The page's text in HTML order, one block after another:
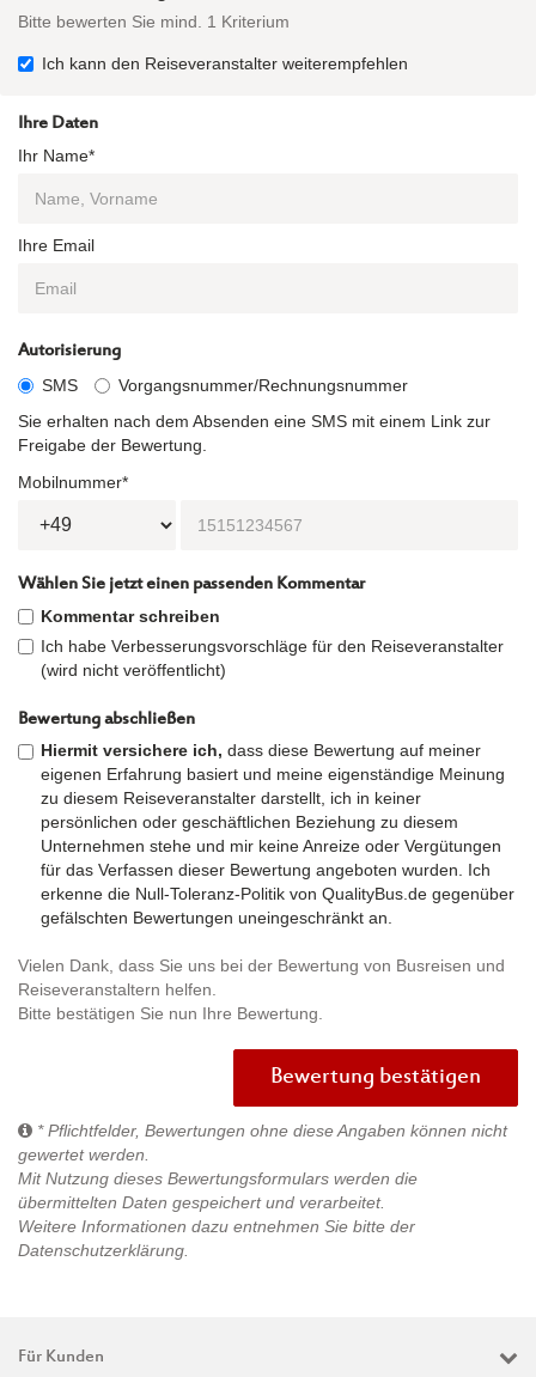
Bitte bewerten Sie mind. 1 Kriterium
Ich kann den Reiseveranstalter weiterempfehlen
Ihre Daten
Ihr Name*
Ihre Email
Autorisierung
SMS
Vorgangsnummer/Rechnungsnummer
Sie erhalten nach dem Absenden eine SMS mit einem Link zur
Freigabe der Bewertung.
Mobilnummer*
Wählen Sie jetzt einen passenden Kommentar
Kommentar schreiben
Ich habe Verbesserungsvorschläge für den Reiseveranstalter
(wird nicht veröffentlicht)
Bewertung abschließen
Hiermit versichere ich, dass diese Bewertung auf meiner
eigenen Erfahrung basiert und meine eigenständige Meinung
zu diesem Reiseveranstalter darstellt, ich in keiner
persönlichen oder geschäftlichen Beziehung zu diesem
Unternehmen stehe und mir keine Anreize oder Vergütungen
für das Verfassen dieser Bewertung angeboten wurden. Ich
erkenne die Null-Toleranz-Politik von QualityBus.de gegenüber
gefälschten Bewertungen uneingeschränkt an.
Vielen Dank, dass Sie uns bei der Bewertung von Busreisen und
Reiseveranstaltern helfen.
Bitte bestätigen Sie nun Ihre Bewertung.
Bewertung bestätigen
* Pflichtfelder, Bewertungen ohne diese Angaben können nicht
gewertet werden.
Mit Nutzung dieses Bewertungsformulars werden die
übermittelten Daten gespeichert und verarbeitet.
Weitere Informationen dazu entnehmen Sie bitte der
Datenschutzerklärung
Für Kunden